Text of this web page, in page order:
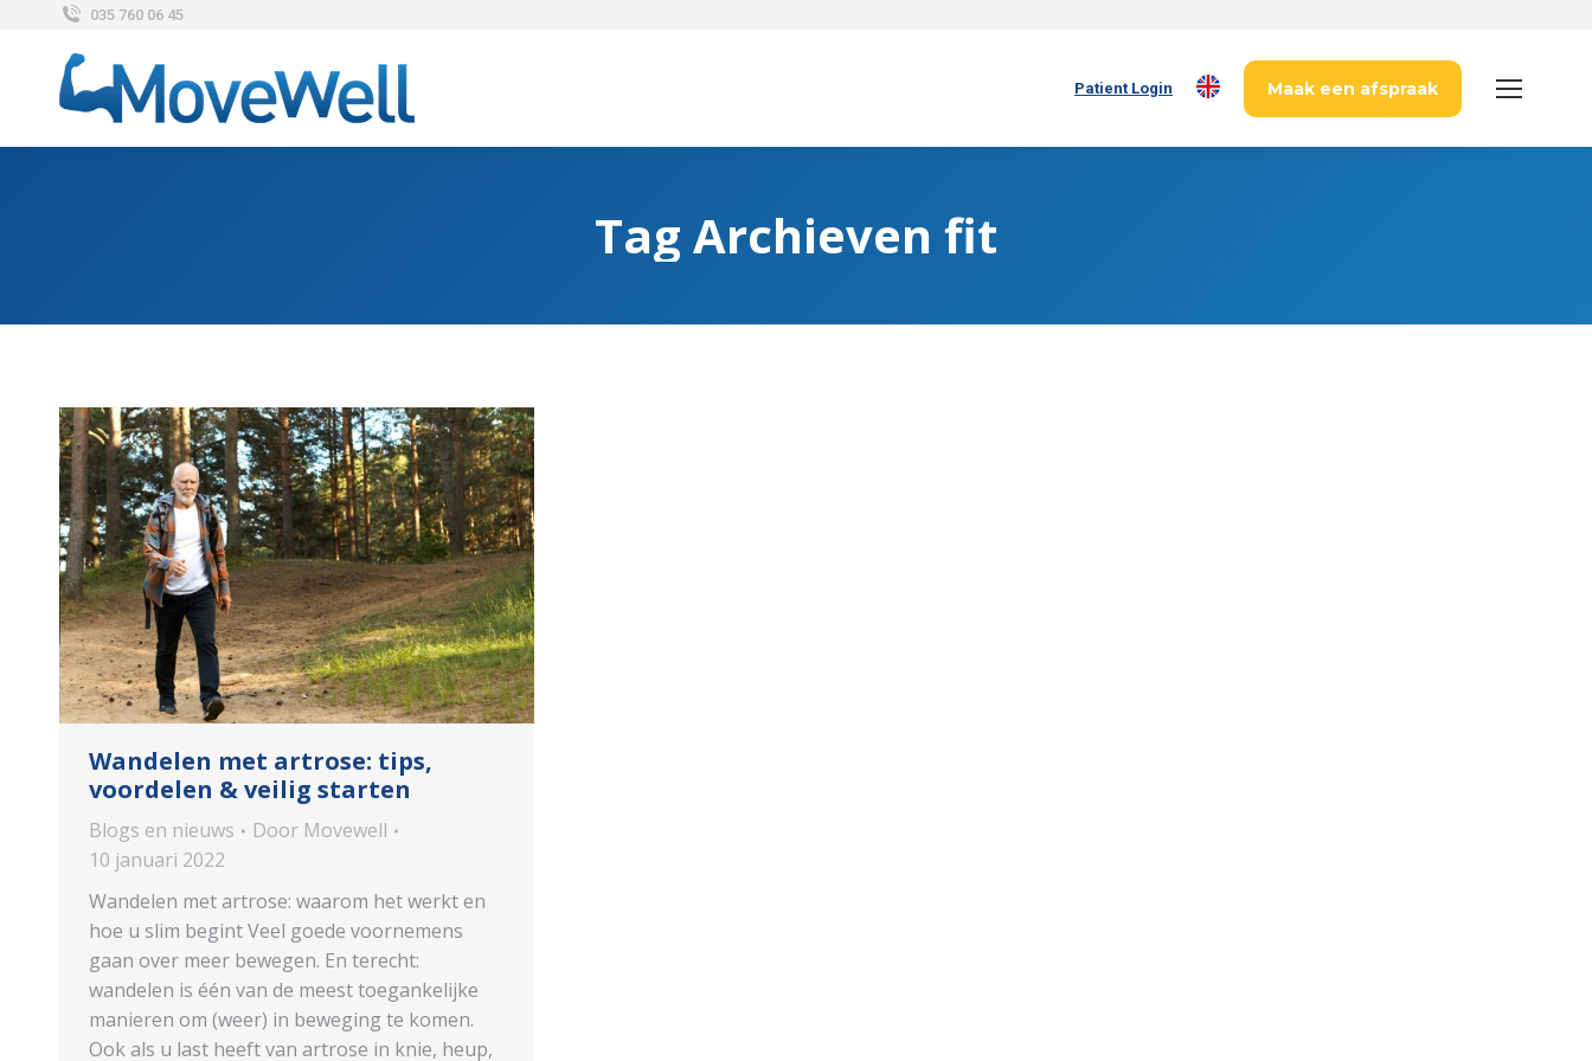
035 760 06 45
Patient Login Maak een afspraak
Tag Archieven fit
Wandelen met artrose: tips,
voordelen & veilig starten
Blogs en nieuws Door Movewell
10 januari 2022
Wandelen met artrose: waarom het werkt en
hoe u slim begint Veel goede voornemens
gaan over meer bewegen. En terecht:
wandelen is één van de meest toegankelijke
manieren om (weer) in beweging te komen.
Ook als u last heeft van artrose in knie, heup,